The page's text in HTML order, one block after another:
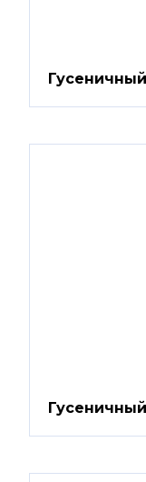
Гусеничный
Гусеничный